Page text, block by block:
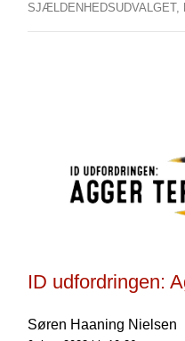
SJÆLDENHEDSUDVALGET,
ID udfordringen:
Søren Haaning Nielsen